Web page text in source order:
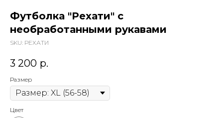
Футболка "Рехати" с
необработанными рукавами
SKU: РЕХАТИ
3 200 р.
Размер
Цвет